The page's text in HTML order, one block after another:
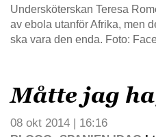
Undersköterskan Teresa
av ebola utanför Afrika, men
ska vara den enda. Foto:
Måtte jag
08 okt 2014 | 16:16